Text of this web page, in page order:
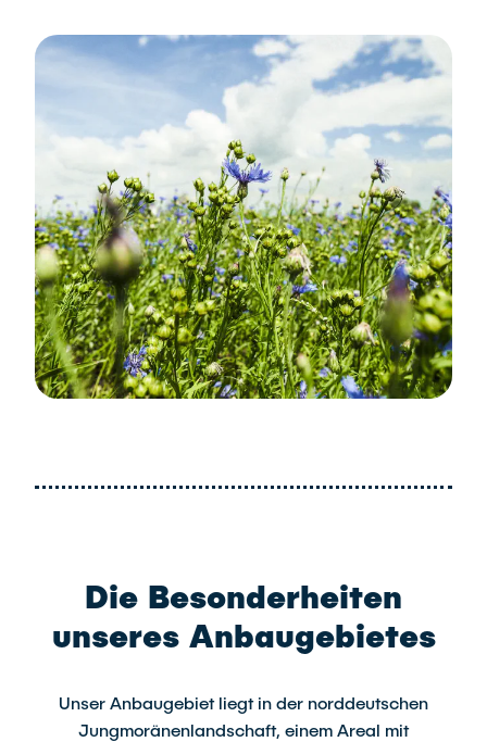
Die Besonderheiten
unseres Anbaugebietes
Unser Anbaugebiet liegt in der norddeutschen
Jungmoränenlandschaft, einem Areal mit